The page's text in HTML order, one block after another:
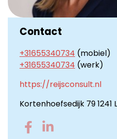
Contact
+31655340734 (mobiel)
+31655340734 (werk)
https://reijsconsult.nl
Kortenhoefsedijk 79 1241
Go